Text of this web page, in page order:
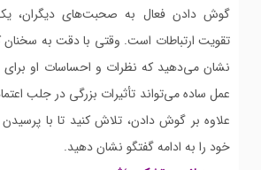
گوش دادن فعال به صحبت‌های دیگران،
تقویت ارتباطات است. وقتی با دقت به
نشان می‌دهید که نظرات و احساسات او برای
عمل ساده می‌تواند تأثیرات بزرگی در جلب
علاوه بر گوش دادن، تلاش کنید تا با پرسیدن
خود را به ادامه گفتگو نشان دهید.